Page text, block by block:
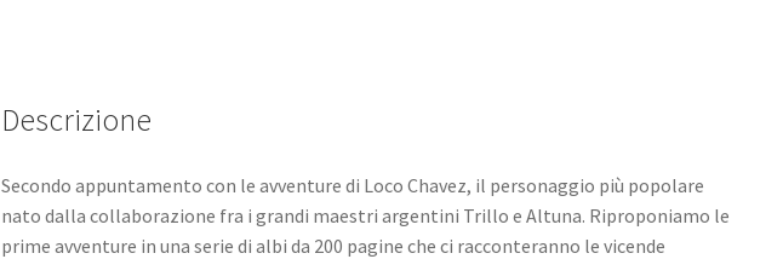
Descrizione
Secondo appuntamento con le avventure di Loco Chavez, il personaggio più popolare
nato dalla collaborazione fra i grandi maestri argentini Trillo e Altuna. Riproponiamo le
prime avventure in una serie di albi da 200 pagine che ci racconteranno le vicende